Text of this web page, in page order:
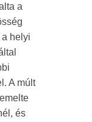
a
helyi
A múlt
és